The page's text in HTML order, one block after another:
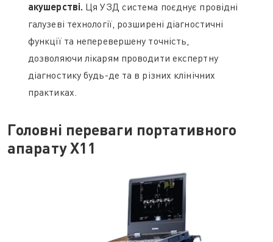
акушерстві. Ця УЗД система поєднує провідні
галузеві технології, розширені діагностичні
функції та неперевершену точність,
дозволяючи лікарям проводити експертну
діагностику будь-де та в різних клінічних
практиках.
Головні переваги портативного
апарату X11